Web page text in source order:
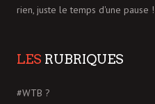
rien, juste le temps d'une pause !
LES RUBRIQUES
#WTB ?